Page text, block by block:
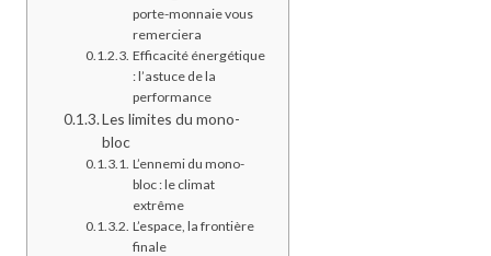
porte-monnaie vous
remerciera
Efficacité énergétique
: l’astuce de la
performance
Les limites du mono-
bloc
L’ennemi du mono-
bloc : le climat
extrême
L’espace, la frontière
finale